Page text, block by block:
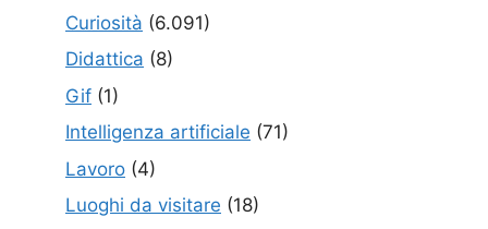
Curiosità (6.091)
Didattica (8)
Gif (1)
Intelligenza artificiale (71)
Lavoro (4)
Luoghi da visitare (18)